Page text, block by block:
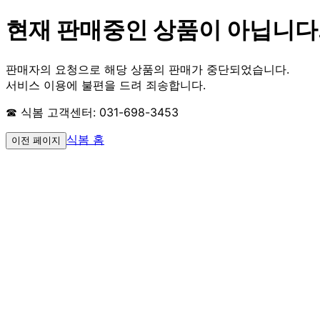
현재 판매중인 상품이 아닙니
판매자의 요청으로 해당 상품의 판매가 중단되었습니다.
서비스 이용에 불편을 드려 죄송합니다.
☎ 식봄 고객센터: 031-698-3453
이전 페이지 식봄 홈